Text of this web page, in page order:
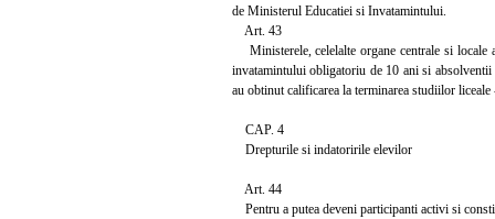
de Ministerul Educatiei si Invatamintului.
Art. 43
Ministerele, celelalte organe centrale si locale
invatamintului obligatoriu de 10 ani si
au obtinut calificarea la terminarea studiilor
CAP. 4
Drepturile si indatoririle elevilor
Art. 44
Pentru a putea deveni participanti activi si